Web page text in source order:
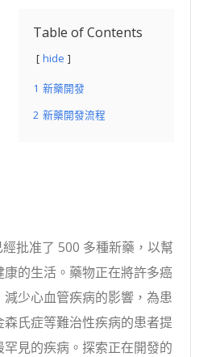
Table of Contents
hide
1 新藥開發
2 新藥開發流程
批准了 500 多種新藥，以幫
的生活。藥物正在將許多癌
少心血管疾病的影響，為患
氏症等難治性疾病的患者提
見的疾病。探索正在開發的